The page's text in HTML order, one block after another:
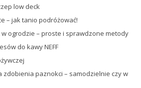
low deck
– jak tanio podróżować!
w ogrodzie – proste i sprawdzone metody
do kawy NEFF
paznokci – samodzielnie czy w